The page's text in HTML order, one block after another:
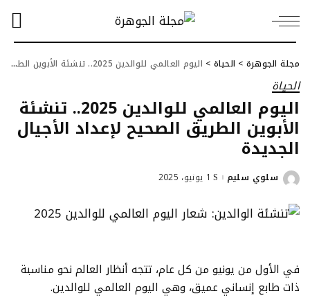
مجلة الجوهرة > الحياة > اليوم العالمي للوالدين 2025.. تنشئة الأبوين الطريق الصحيح لإعداد الأجيال الجديدة
الحياة
اليوم العالمي للوالدين 2025.. تنشئة
الأبوين الطريق الصحيح لإعداد الأجيال
الجديدة
Posted
سلوي سليم 1 يونيو، 2025
في الأول من يونيو من كل عام، تتجه أنظار العالم نحو مناسبة
ذات طابع إنساني عميق، وهي اليوم العالمي للوالدين.